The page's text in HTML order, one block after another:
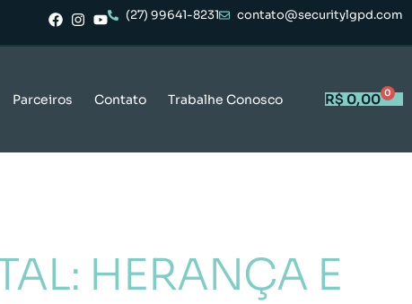
(27) 99641-8231 contato@securitylgpd.com
Parceiros Contato Trabalhe Conosco R$ 0,00 0
HERANÇA E